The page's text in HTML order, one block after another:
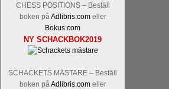
CHESS POSITIONS – Beställ
boken på Adlibris.comeller
Bokus.com
NY SCHACKBOK2019
SCHACKETS MÄSTARE – Beställ
boken på Adlibris.comeller